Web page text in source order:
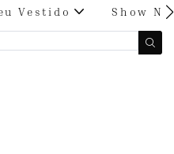
Vestido Show